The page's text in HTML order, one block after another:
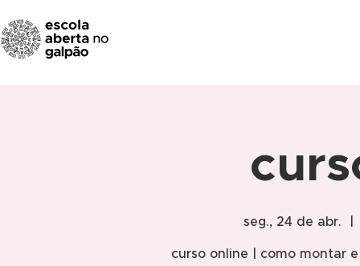
seg., 24 de abr.
curso online | como montar